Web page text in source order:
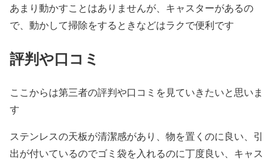
あまり動かすことはありませんが、キャスターがあるの
で、動かして掃除をするときなどはラクで便利です
評判や口コミ
ここからは第三者の評判や口コミを見ていきたいと思いま
す
ステンレスの天板が清潔感があり、物を置くのに良い、引
出が付いているのでゴミ袋を入れるのに丁度良い、キャス